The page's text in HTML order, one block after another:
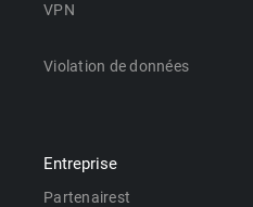
VPN
Violation de données
Entreprise
Partenairest